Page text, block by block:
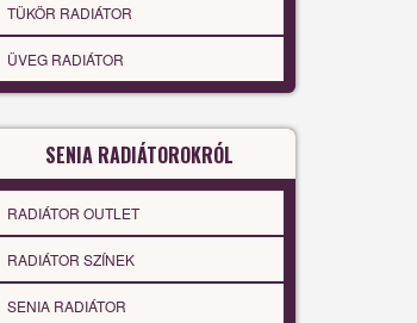
TÜKÖR RADIÁTOR
ÜVEG RADIÁTOR
SENIA RADIÁTOROKRÓL
RADIÁTOR OUTLET
RADIÁTOR SZÍNEK
SENIA RADIÁTOR